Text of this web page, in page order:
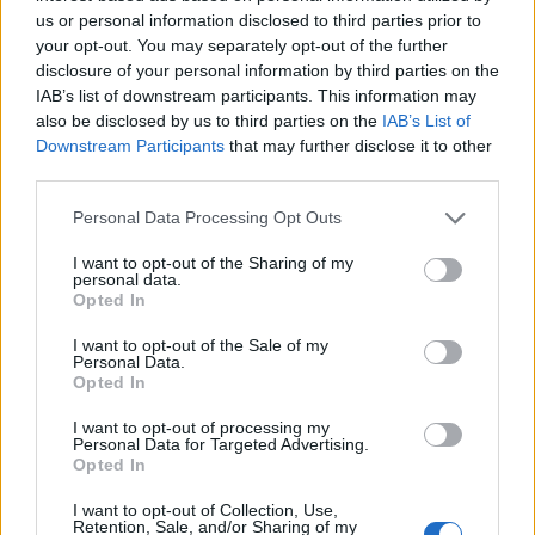
us or personal information disclosed to third parties prior to
your opt-out. You may separately opt-out of the further
disclosure of your personal information by third parties on the
IAB’s list of downstream participants. This information may
also be disclosed by us to third parties on the IAB’s List of
Downstream Participants that may further disclose it to other
Personal Data Processing Opt Outs
I want to opt-out of the Sharing of my
personal data.
Opted In
I want to opt-out of the Sale of my
Personal Data.
Opted In
I want to opt-out of processing my
Personal Data for Targeted Advertising.
Opted In
I want to opt-out of Collection, Use,
Retention, Sale, and/or Sharing of my
Υπαλλήλων Λέσβου για τα
διευρυμένα ωράρια και τις
συνθήκες εργασίας στα εμπορικά
καταστήματα
Έκκληση για νέο πυροσβεστικό
όχημα στο Πλωμάρι
Ξεκίνησε εκστρατεία
συγκέντρωσης χρημάτων για την
οχήματος 4Χ4
ΔΡΑΣΕΙΣ
Μνήμες προσφυγιάς και μήνυμα
ειρήνης στο Πολύκεντρο
Πλωμαρίου
Κατάμεστη η αίθουσα στην
προβολή της ταινίας «Διωγμένοι
για την ειρήνη – Όταν οι Έλληνες
και οι Τούρκοι χωρίστηκαν»,
παρουσία του σκηνοθέτη Osman